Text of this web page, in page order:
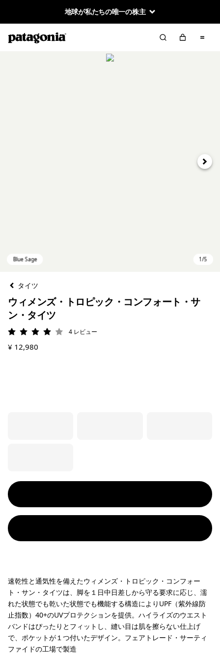
地球が私たちの唯一の株主
次へ
タイツ
ウィメンズ・トロピック・コンフォート・サ
ン・タイツ
評価: 4 / 5 4 レビュー
¥ 12,980
速乾性と通気性を備えたウィメンズ・トロピック・コンフォー
ト・サン・タイツは、脚を１日中日差しから守る要求に応じ、濡
れた状態でも乾いた状態でも機能する構造によりUPF（紫外線防
止指数）40+のUVプロテクションを提供。ハイライズのウエスト
バンドはぴったりとフィットし、縫い目は肌を擦らない仕上げ
で、ポケットが１つ付いたデザイン。フェアトレード・サーティ
ファイドの工場で製造